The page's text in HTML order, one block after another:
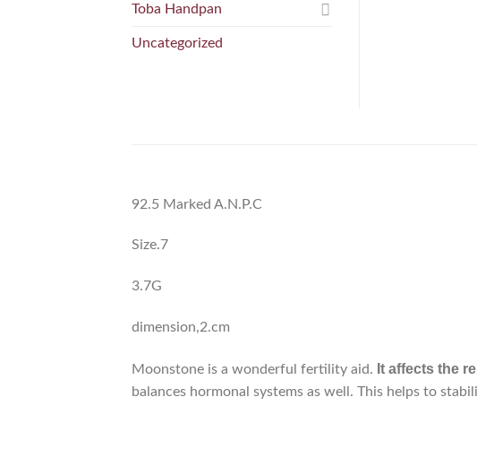
Toba Handpan
Uncategorized
92.5 Marked A.N.P.C
Size.7
3.7G
dimension,2.cm
Moonstone is a wonderful fertility aid. It affects the
balances hormonal systems as well. This helps to